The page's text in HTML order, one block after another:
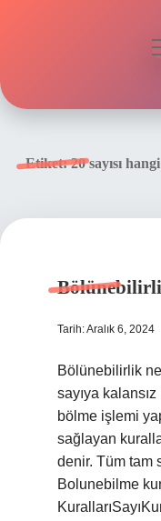
Etiket:20 sayısı
Tarih: Aralık 6, 2024
Bölünebilirlik
sayıya
bölme işlemi
sağlayan
denir. Tüm tam
Bolunebilme